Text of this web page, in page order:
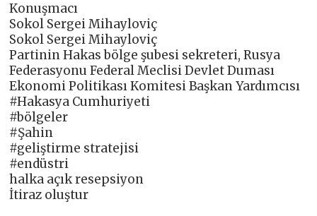
Konuşmacı
Sokol Sergei Mihayloviç
Sokol Sergei Mihayloviç
Partinin Hakas bölge şubesi sekreteri, Rusya
Federasyonu Federal Meclisi Devlet Duması
Ekonomi Politikası Komitesi Başkan Yardımcısı
#Hakasya Cumhuriyeti
#bölgeler
#Şahin
#geliştirme stratejisi
#endüstri
halka açık resepsiyon
İtiraz oluştur